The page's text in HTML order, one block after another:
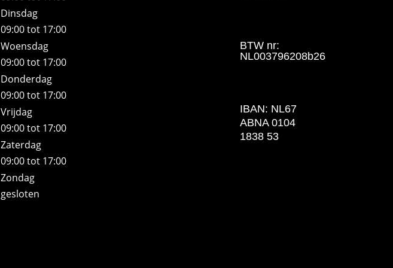
Dinsdag
09:00 tot 17:00
Woensdag
09:00 tot 17:00
Donderdag
09:00 tot 17:00
Vrijdag
09:00 tot 17:00
Zaterdag
09:00 tot 17:00
Zondag
gesloten
BTW nr:
NL003796208b26
IBAN: NL67
ABNA 0104
1838 53